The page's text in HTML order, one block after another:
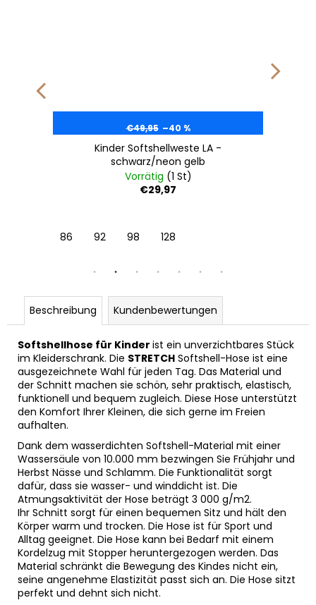
€49,95 –40 %
Kinder Softshellweste LA -
schwarz/neon gelb
Vorrätig (1 St)
€29,97
86 92 98 128
Beschreibung Kundenbewertungen
Softshellhose für Kinder ist ein unverzichtbares Stück
im Kleiderschrank. Die STRETCH Softshell-Hose ist eine
ausgezeichnete Wahl für jeden Tag. Das Material und
der Schnitt machen sie schön, sehr praktisch, elastisch,
funktionell und bequem zugleich. Diese Hose unterstützt
den Komfort Ihrer Kleinen, die sich gerne im Freien
aufhalten.
Dank dem wasserdichten Softshell-Material mit einer
Wassersäule von 10.000 mm bezwingen Sie Frühjahr und
Herbst Nässe und Schlamm. Die Funktionalität sorgt
dafür, dass sie wasser- und winddicht ist. Die
Atmungsaktivität der Hose beträgt 3 000 g/m2.
Ihr Schnitt sorgt für einen bequemen Sitz und hält den
Körper warm und trocken. Die Hose ist für Sport und
Alltag geeignet. Die Hose kann bei Bedarf mit einem
Kordelzug mit Stopper heruntergezogen werden. Das
Material schränkt die Bewegung des Kindes nicht ein,
seine angenehme Elastizität passt sich an. Die Hose sitzt
perfekt und dehnt sich nicht.